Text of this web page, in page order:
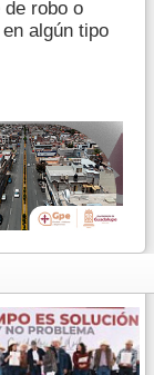
robo o
algún tipo